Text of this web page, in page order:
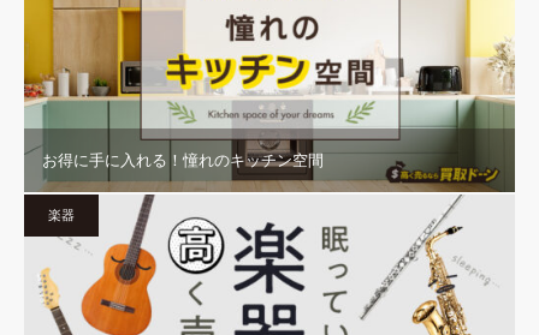
お得に手に入れる！憧れのキッチン空間
楽器